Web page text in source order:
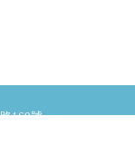
160號